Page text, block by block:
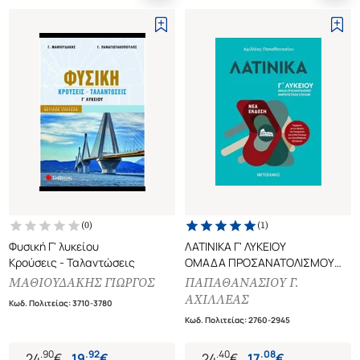
(0)
Φυσική Γ' λυκείου
Κρούσεις - Ταλαντώσεις
ΜΑΘΙΟΥΔΑΚΗΣ ΓΙΩΡΓΟΣ
Κωδ. Πολιτείας:3710-3780
.90 .92
(1)
ΛΑΤΙΝΙΚΑ Γ' ΛΥΚΕΙΟΥ
ΟΜΑΔΑ ΠΡΟΣΑΝΑΤΟΛΙΣΜΟΥ
ΑΝΘΡΩΠΙΣΤΙΚΩΝ ΣΠΟΥΔΩΝ
(ΝΕΑ ΕΚΔΟΣΗ)
ΠΑΠΑΘΑΝΑΣΙΟΥ Γ.
ΑΧΙΛΛΕΑΣ
Κωδ. Πολιτείας:2760-2945
.40 .08